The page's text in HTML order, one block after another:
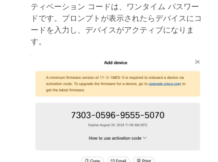
ティベーション コードは、ワンタイム パスワー
ドです。プロンプトが表示されたらデバイスにコ
ードを入力し、デバイスがアクティブになりま
す。